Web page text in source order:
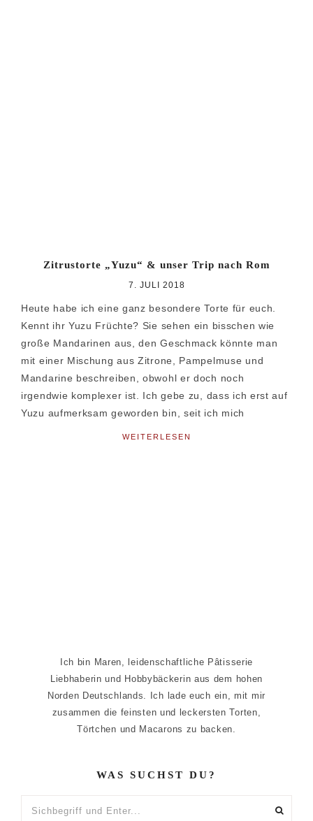
Zitrustorte „Yuzu“ & unser Trip nach Rom
7. JULI 2018
Heute habe ich eine ganz besondere Torte für euch.
Kennt ihr Yuzu Früchte? Sie sehen ein bisschen wie
große Mandarinen aus, den Geschmack könnte man
mit einer Mischung aus Zitrone, Pampelmuse und
Mandarine beschreiben, obwohl er doch noch
irgendwie komplexer ist. Ich gebe zu, dass ich erst auf
Yuzu aufmerksam geworden bin, seit ich mich
WEITERLESEN
Ich bin Maren, leidenschaftliche Pâtisserie
Liebhaberin und Hobbybäckerin aus dem hohen
Norden Deutschlands. Ich lade euch ein, mit mir
zusammen die feinsten und leckersten Torten,
Törtchen und Macarons zu backen.
WAS SUCHST DU?